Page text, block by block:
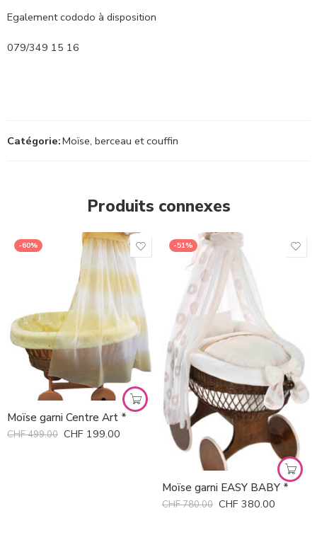
Egalement cododo à disposition
079/349 15 16
Catégorie:Moïse, berceau et couffin
Produits connexes
-60%
Moïse garni Centre Art *
CHF499.00 CHF 199.00
-51%
Moïse garni EASY BABY *
CHF780.00 CHF 380.00